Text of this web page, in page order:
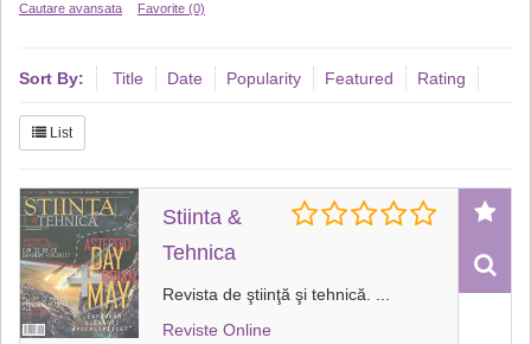
Cautare avansata Favorite (0)
Sort By: Title Date Popularity Featured Rating
List
Stiinta &
Tehnica
Revista de ştiinţă şi tehnică.
Reviste Online